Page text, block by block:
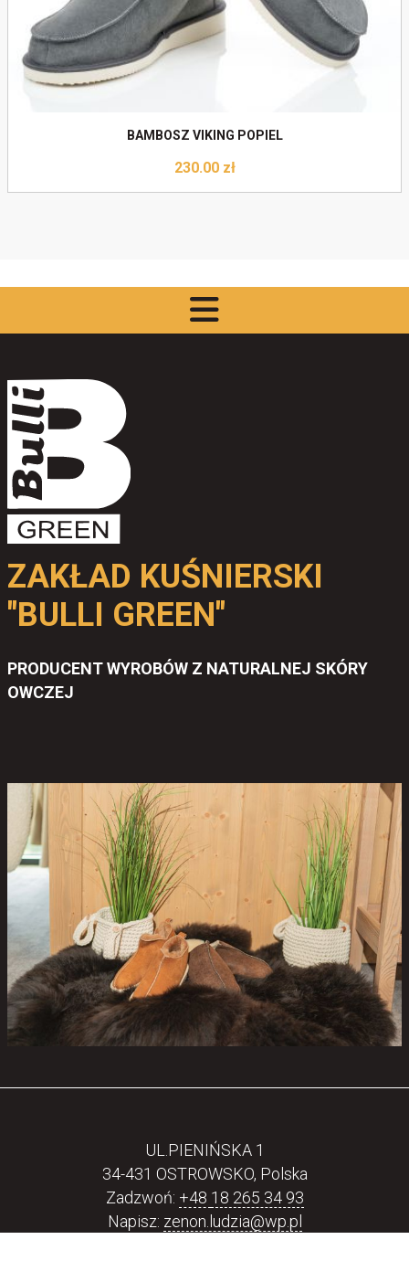
BAMBOSZ VIKING POPIEL
230.00 zł
ZAKŁAD KUŚNIERSKI
"BULLI GREEN"
PRODUCENT WYROBÓW Z NATURALNEJ SKÓRY
OWCZEJ
UL.PIENIŃSKA 1
34-431 OSTROWSKO, Polska
Zadzwoń: +48 18 265 34 93
Napisz: zenon.ludzia@wp.pl